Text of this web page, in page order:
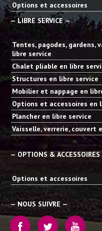
Options et accessoires
— LIBRE SERVICE —
Tentes, pagodes, gardens,
libre service
Chalet pliable en libre
Structures en libre service
Mobilier et nappage en
Options et accessoires en
Plancher en libre service
Vaisselle, verrerie, couvert
— OPTIONS &
Options et accessoires
— NOUS SUIVRE —